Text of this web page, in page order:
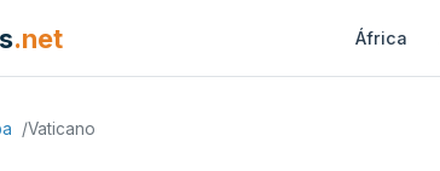
.net África
Vaticano